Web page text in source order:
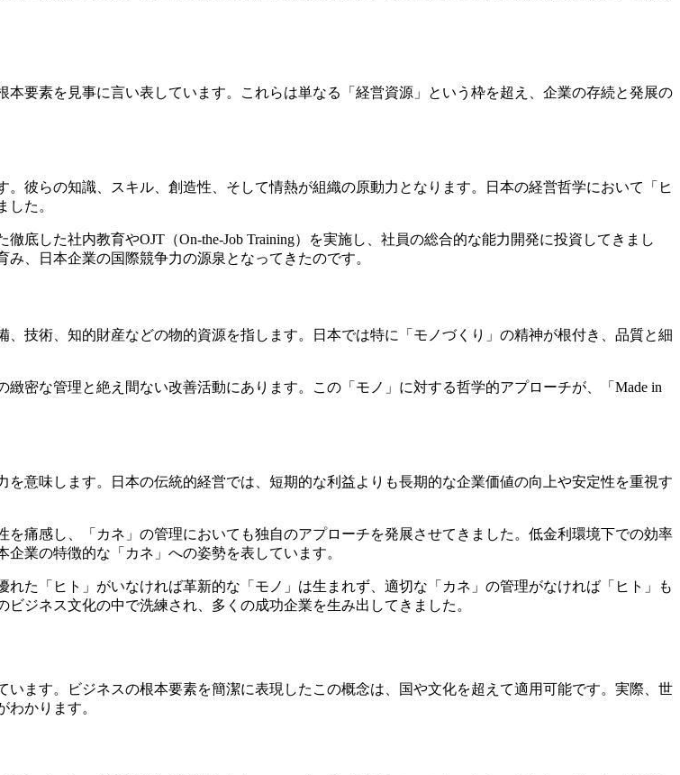
要素を見事に言い表しています。これらは単なる「経営資源」という枠を超え、企業の存続と発展の
彼らの知識、スキル、創造性、そして情熱が組織の原動力となります。日本の経営哲学において「ヒ
した。
底した社内教育やOJT（On-the-Job Training）を実施し、社員の総合的な能力開発に投資してきまし
、日本企業の国際競争力の源泉となってきたのです。
技術、知的財産などの物的資源を指します。日本では特に「モノづくり」の精神が根付き、品質と細
密な管理と絶え間ない改善活動にあります。この「モノ」に対する哲学的アプローチが、「Made in
意味します。日本の伝統的経営では、短期的な利益よりも長期的な企業価値の向上や安定性を重視す
痛感し、「カネ」の管理においても独自のアプローチを発展させてきました。低金利環境下での効率
業の特徴的な「カネ」への姿勢を表しています。
た「ヒト」がいなければ革新的な「モノ」は生まれず、適切な「カネ」の管理がなければ「ヒト」も
ジネス文化の中で洗練され、多くの成功企業を生み出してきました。
ます。ビジネスの根本要素を簡潔に表現したこの概念は、国や文化を超えて適用可能です。実際、世
かります。